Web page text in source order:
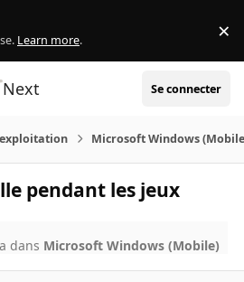
Learn more. ×
Next Se connecter
Microsoft Windows
pendant les jeux
dans Microsoft Windows (Mobile)